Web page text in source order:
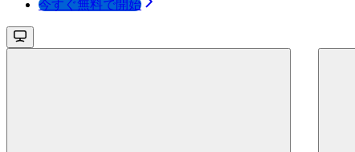
今すぐ無料で開始